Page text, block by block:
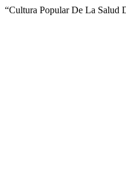
“Cultura Popular De La Salud